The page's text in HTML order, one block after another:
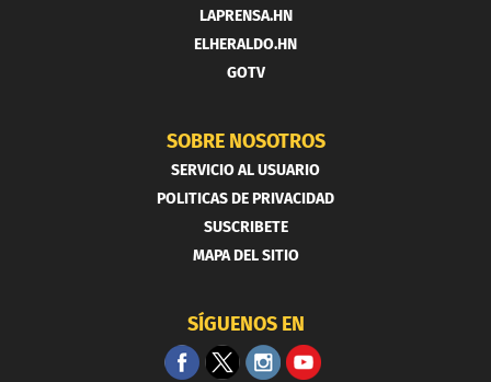
LAPRENSA.HN
ELHERALDO.HN
GOTV
SOBRE NOSOTROS
SERVICIO AL USUARIO
POLITICAS DE PRIVACIDAD
SUSCRIBETE
MAPA DEL SITIO
SÍGUENOS EN